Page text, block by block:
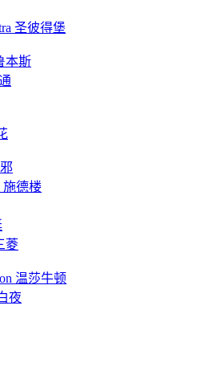
圣彼得堡
本斯
施德楼
菱
温莎牛顿
夜